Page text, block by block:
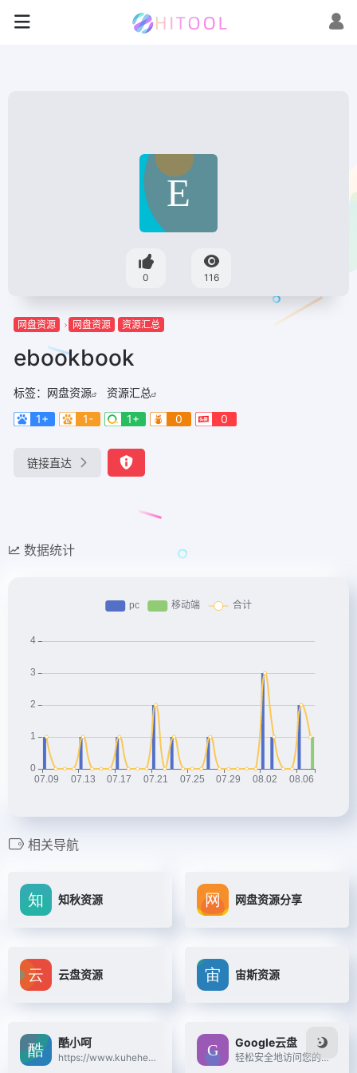
0 116
网盘资源 网盘资源 资源汇总
ebookbook
标签： 网盘资源
资源汇总
1+
1- 1+ 0 0
链接直达
数据统计
相关导航
知秋资源 网盘资源分享
云盘资源 宙斯资源
酷小呵
https://www.kuhehe.top/
Google云盘
轻松安全地访问您的所有内容